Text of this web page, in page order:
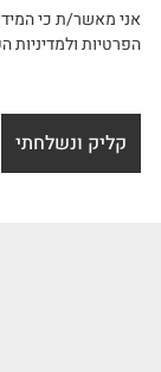
אני מאשר/ת כי
הפרטיות